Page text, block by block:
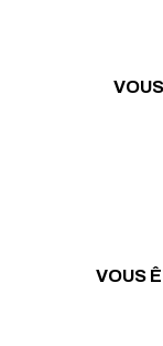
VOUS